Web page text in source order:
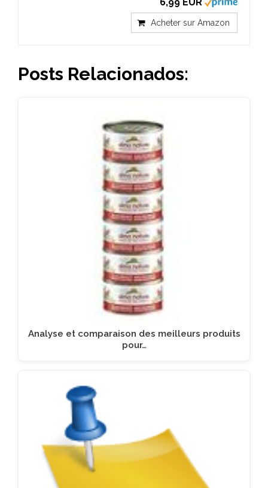
Acheter sur Amazon
Posts Relacionados:
Analyse et comparaison des meilleurs produits
pour…